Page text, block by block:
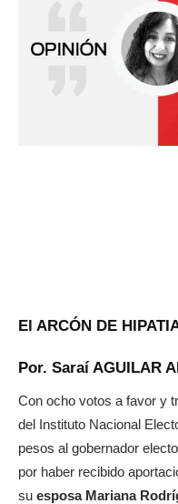
El ARCÓN DE
Por. Saraí AGUILAR
Con ocho votos a favor y
del Instituto Nacional
pesos al gobernador
por haber recibido
su esposa Mariana